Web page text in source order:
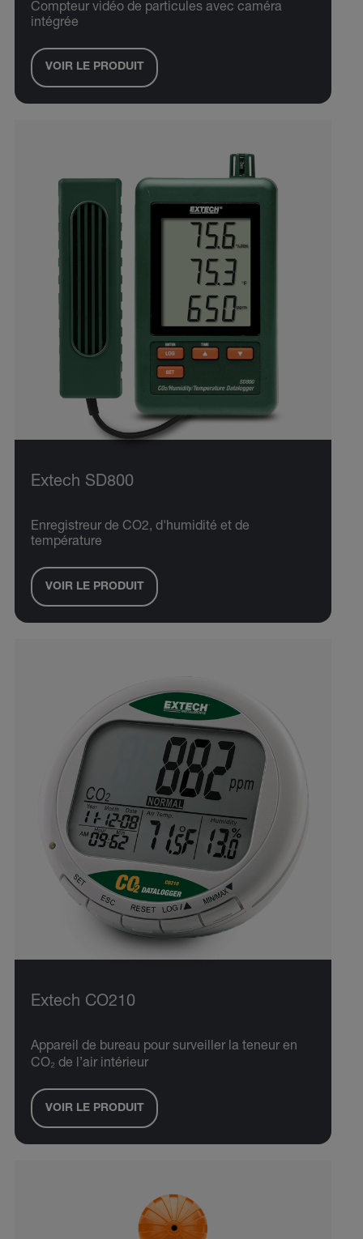
Compteur vidéo de particules avec caméra
intégrée
VOIR LE PRODUIT
Extech SD800
Enregistreur de CO2, d'humidité et de
température
VOIR LE PRODUIT
Extech CO210
Appareil de bureau pour surveiller la teneur en
CO₂ de l’air intérieur
VOIR LE PRODUIT